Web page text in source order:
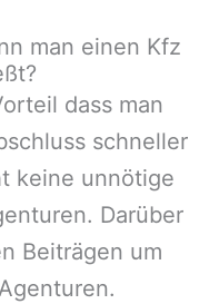
man einen Kfz
dass man
schneller
keine unnötige
Darüber
Beiträgen um